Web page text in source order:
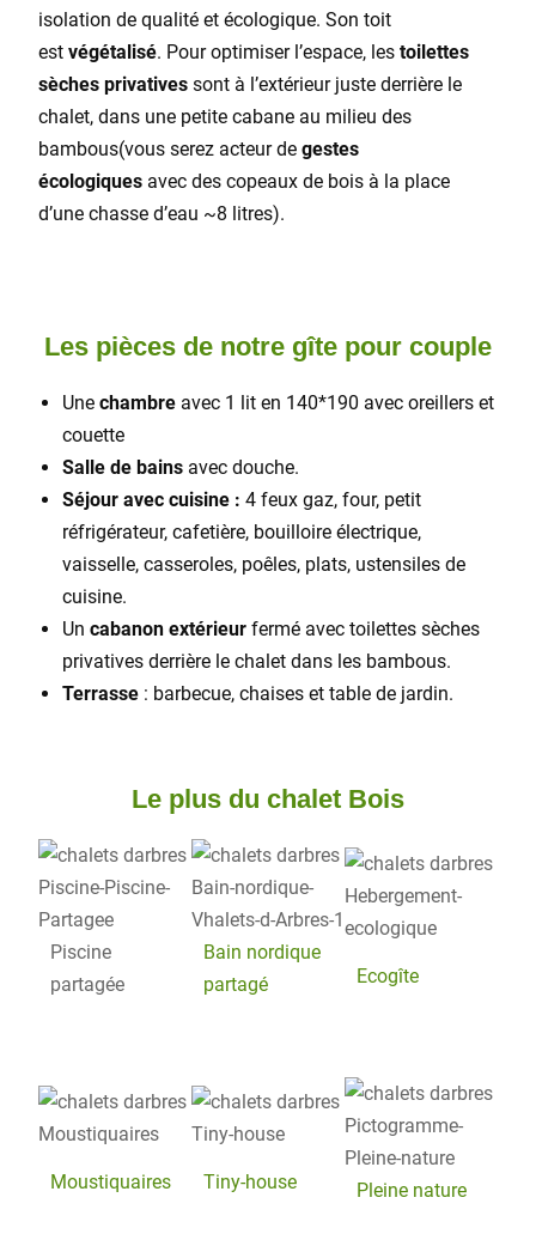
isolation de qualité et écologique. Son toit
est végétalisé. Pour optimiser l’espace, lestoilettes
sèches privativessont à l’extérieur juste derrière le
chalet, dans une petite cabane au milieu des
bambous(vous serez acteur degestes
écologiquesavec des copeaux de bois à la place
d’une chasse d’eau ~8 litres).
Les pièces de notre gîte pour couple
Une chambre avec 1 lit en 140*190 avec oreillers et
couette
Salle de bainsavec douche.
Séjour avec cuisine : 4 feux gaz, four, petit
réfrigérateur, cafetière, bouilloire électrique,
vaisselle, casseroles, poêles, plats, ustensiles de
cuisine.
Un cabanon extérieur fermé avec toilettes sèches
privatives derrière le chalet dans les bambous.
Terrasse : barbecue, chaises et table de jardin.
Le plus du chalet Bois
Piscine
partagée
Bain nordique
partagé
Ecogîte
Moustiquaires Tiny-house Pleine nature